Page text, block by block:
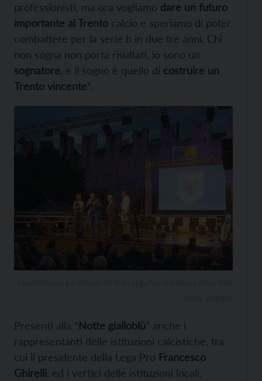
professionisti, ma ora vogliamo dare un futuro
importante al Trento calcio e speriamo di poter
combattere per la serie b in due tre anni. Chi
non sogna non porta risultati, io sono un
sognatore , e il sogno è quello di costruire un
Trento vincente“.
Presenti alla “Notte gialloblù” anche i
rappresentanti delle istituzioni calcistiche, tra
cui il presidente della Lega Pro Francesco
Ghirelli , ed i vertici delle istituzioni locali.